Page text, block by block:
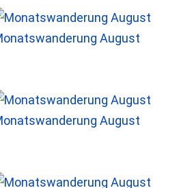
August
August